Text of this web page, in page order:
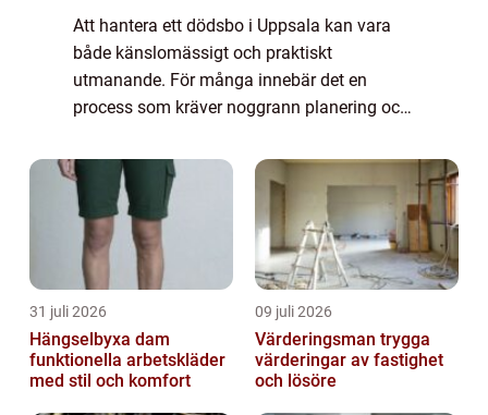
Att hantera ett dödsbo i Uppsala kan vara
både känslomässigt och praktiskt
utmanande. För många innebär det en
process som kräver noggrann planering och
31 juli 2026
Hängselbyxa dam
funktionella arbetskläder
med stil och komfort
09 juli 2026
Värderingsman trygga
värderingar av fastighet
och lösöre